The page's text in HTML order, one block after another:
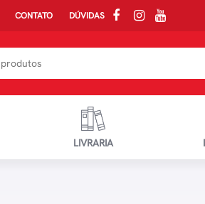
CONTATO DÚVIDAS
LIVRARIA